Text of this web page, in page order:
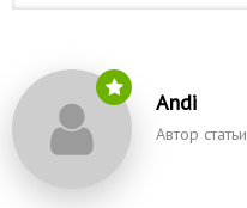
Andi
Автор статьи